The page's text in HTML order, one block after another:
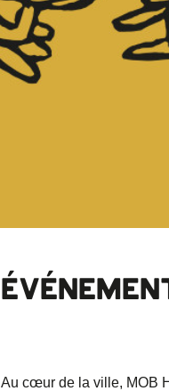
Au cœur de la ville, MOB